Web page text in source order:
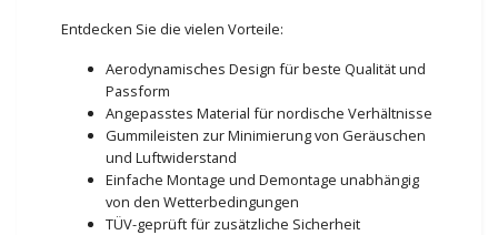
Entdecken Sie die vielen Vorteile:
Aerodynamisches Design für beste Qualität und
Passform
Angepasstes Material für nordische Verhältnisse
Gummileisten zur Minimierung von Geräuschen
und Luftwiderstand
Einfache Montage und Demontage unabhängig
von den Wetterbedingungen
TÜV-geprüft für zusätzliche Sicherheit